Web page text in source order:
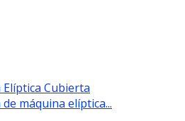
Cubierta
máquina elíptica...